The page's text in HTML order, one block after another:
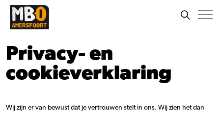
Privacy- en
cookieverklaring
Wij zijn er van bewust dat je vertrouwen stelt in ons. Wij zien het dan